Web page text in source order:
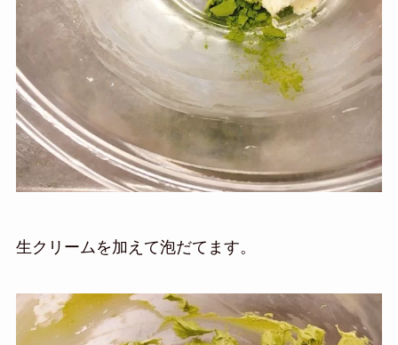
生クリームを加えて泡だてます。